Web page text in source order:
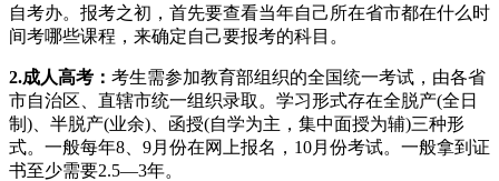
自考办。报考之初，首先要查看当年自己所在省市都在什么时
间考哪些课程，来确定自己要报考的科目。
2.成人高考： 考生需参加教育部组织的全国统一考试，由各省
市自治区、直辖市统一组织录取。学习形式存在全脱产(全日
制)、半脱产(业余)、函授(自学为主，集中面授为辅)三种形
式。一般每年8、9月份在网上报名，10月份考试。一般拿到证
书至少需要2.5—3年。